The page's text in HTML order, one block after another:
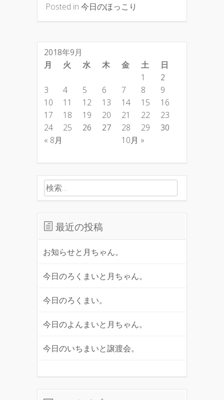
Posted in 今日のほっこり
2018年9月
月
火 水 木 金 土 日
« 8月 10月 »
1
2
3
4 5 6 7 8
9
10
11 12 13 14 15
16
17
18 19 20 21 22
23
24
25 26 27 28 29 30
検索:
最近の投稿
お知らせと月ちゃん。
今日のろくまいと月ちゃん。
今日のろくまい。
今日のよんまいと月ちゃん。
今日のいちまいと譲渡会。